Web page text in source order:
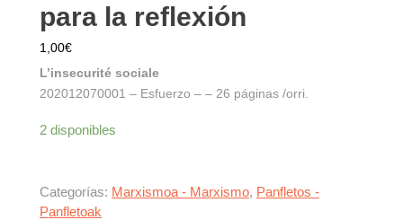
para la reflexión
1,00€
L’insecurité sociale
202012070001 – Esfuerzo – – 26 páginas /orri.
2 disponibles
Categorías: Marxismoa - Marxismo, Panfletos -
Panfletoak